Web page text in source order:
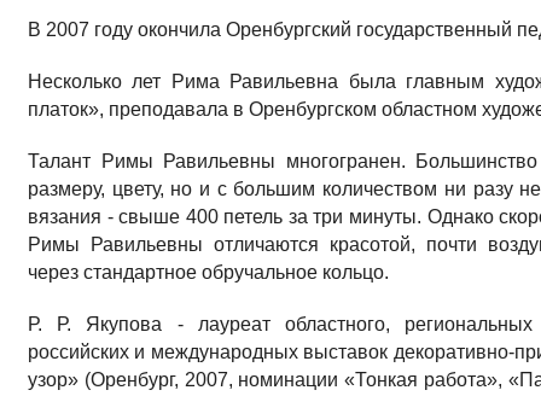
В 2007 году окончила Оренбургский государственный
Несколько лет Рима Равильевна была главным
платок», преподавала в Оренбургском областном
Талант Римы Равильевны многогранен.
размеру, цвету, но и с большим количеством ни разу
вязания - свыше 400 петель за три минуты. Однако
Римы Равильевны отличаются красотой, почти
через стандартное обручальное кольцо.
Р. Р. Якупова - лауреат областного,
российских и международных выставок декоративно-
узор» (Оренбург, 2007, номинации «Тонкая работа»,